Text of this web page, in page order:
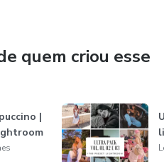
quem criou esse
|